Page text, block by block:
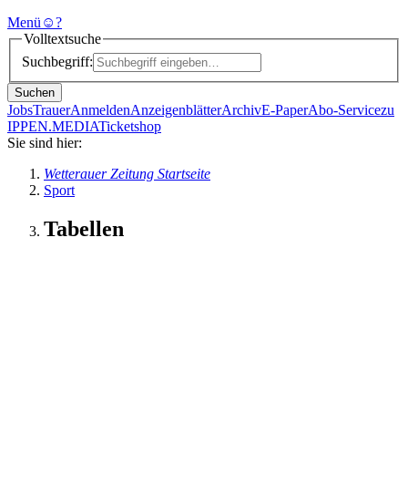
Menü ☺?
Volltextsuche
Suchbegriff:
Suchen
JobsTrauerAnmeldenAnzeigenblätterArchivE-PaperAbo-Servicezu
IPPEN.MEDIATicketshop
Sie sind hier:
Wetterauer Zeitung Startseite
Sport
Tabellen